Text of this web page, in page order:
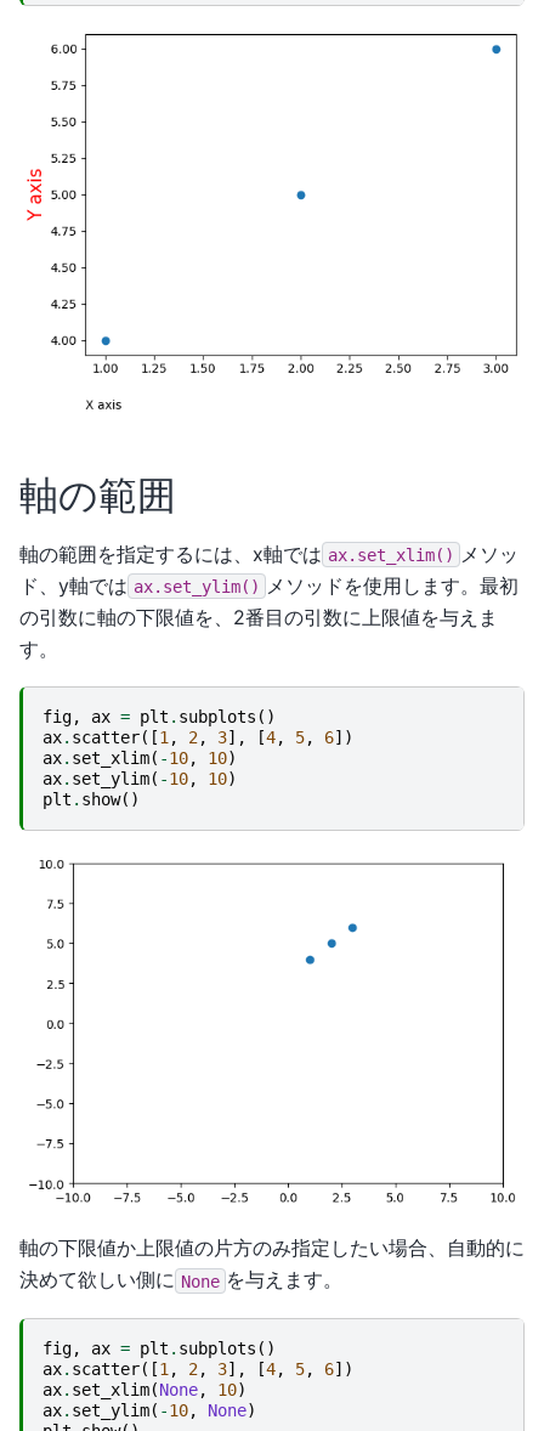
軸の範囲
軸の範囲を指定するには、x軸では ax.set_xlim()
メソッ
ド、y軸では ax.set_ylim()
メソッドを使用します。最初
の引数に軸の下限値を、2番目の引数に上限値を与えま
す。
fig, ax = plt . subplots ()
ax. scatter([1 , 2, 3], [4, 5, 6])
ax. set_xlim( -10, 10)
ax. set_ylim( -10, 10)
plt . show()
軸の下限値か上限値の片方のみ指定したい場合、自動的に
決めて欲しい側に None を与えます。
fig, ax = plt . subplots ()
ax. scatter([1 , 2, 3], [4, 5, 6])
ax. set_xlim(None, 10)
ax. set_ylim( -10, None)